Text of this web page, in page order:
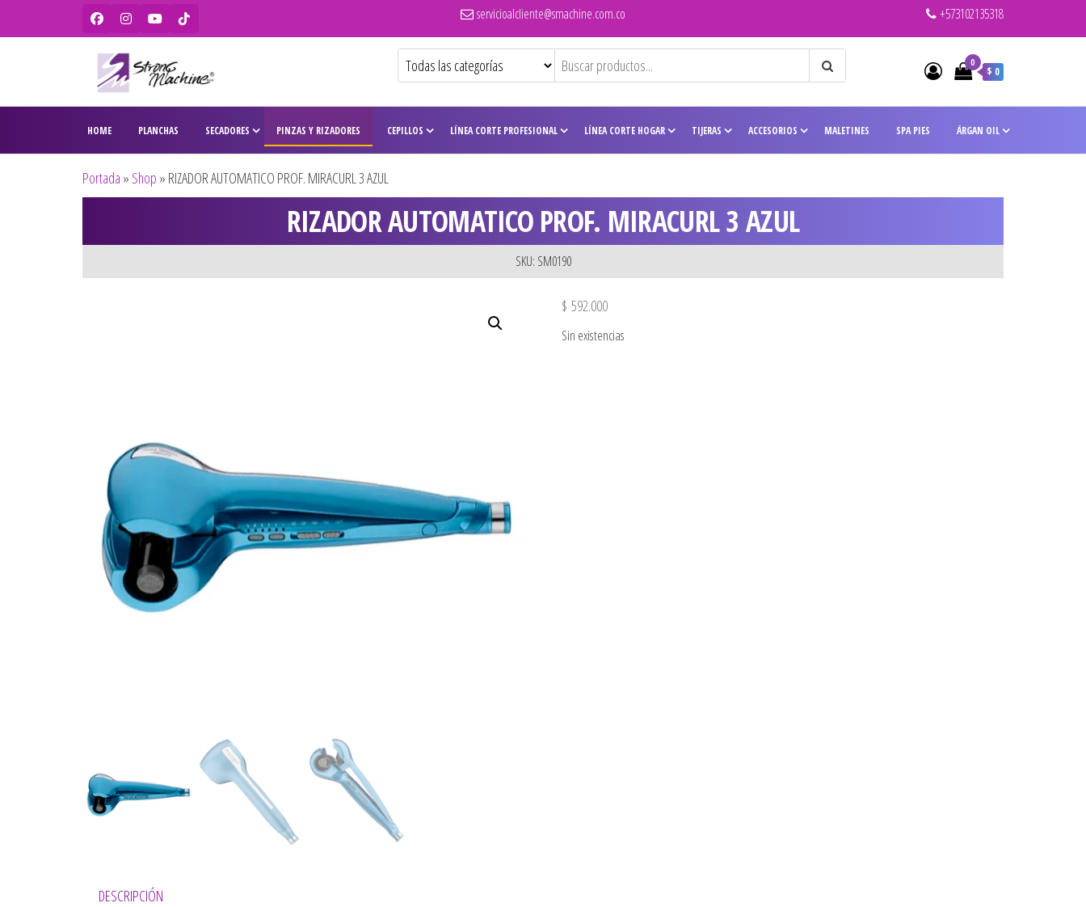
servicioalcliente@smachine.com.co +573102135318
Strong
Machine –
BaBylissPRO
– WAHL –
planchas,
rizadores,
maquinas
cepillos y
originales
0
$ 0
HOME PLANCHAS SECADORES PINZAS Y RIZADORES CEPILLOS LÍNEA CORTE PROFESIONAL LÍNEA CORTE HOGAR TIJERAS ACCESORIOS MALETINES SPA PIES ÁRGAN OIL
Portada » Shop » RIZADOR AUTOMATICO PROF. MIRACURL 3 AZUL
RIZADOR AUTOMATICO PROF. MIRACURL 3 AZUL
SKU: SM0190
$ 592.000
Sin existencias
DESCRIPCIÓN